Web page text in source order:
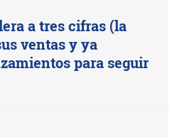
a tres cifras (la
ventas y ya
para seguir